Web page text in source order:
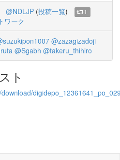
@NDLJP (投稿一覧)
1
ワーク
@zazagizadoji
@Sgabh @takeru_thihiro
ト